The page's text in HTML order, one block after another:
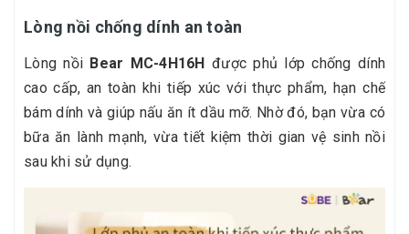
Lòng nồi chống dính an toàn
Lòng nồi Bear MC-4H16H được phủ lớp chống dính
cao cấp, an toàn khi tiếp xúc với thực phẩm, hạn chế
bám dính và giúp nấu ăn ít dầu mỡ. Nhờ đó, bạn vừa có
bữa ăn lành mạnh, vừa tiết kiệm thời gian vệ sinh nồi
sau khi sử dụng.